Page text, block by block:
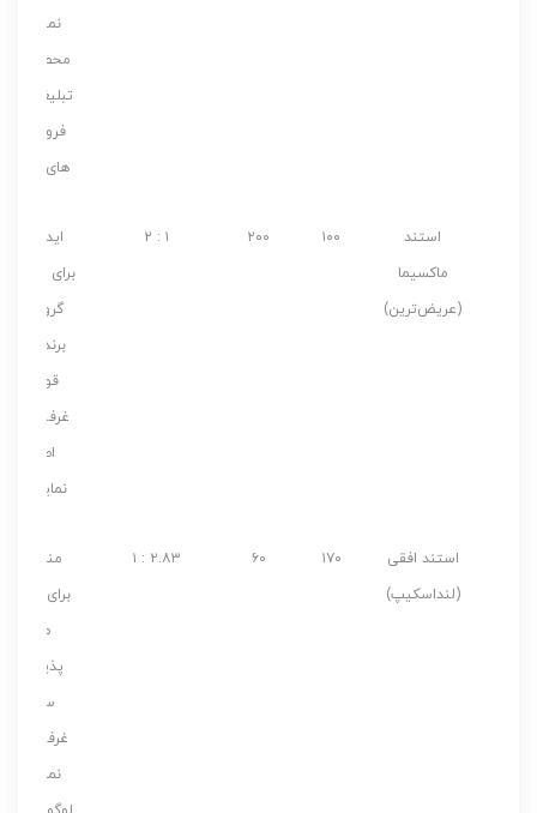
نمایش
محصول و
تبلیغات در
فروشگاه
های بزرگ
استند
ماکسیما
(عریض‌ترین)
۱۰۰ ۲۰۰ ۱ : ۲
ایده آل
برای نمایش
گروهی،
برندینگ
قوی و
غرفه های
اصلی
نمایشگاه
استند افقی
(لنداسکیپ)
۱۷۰ ۶۰ ۲.۸۳ : ۱
مناسب
برای پشت
میز
پذیرش،
سردر
غرفه‌ها و
نمایش